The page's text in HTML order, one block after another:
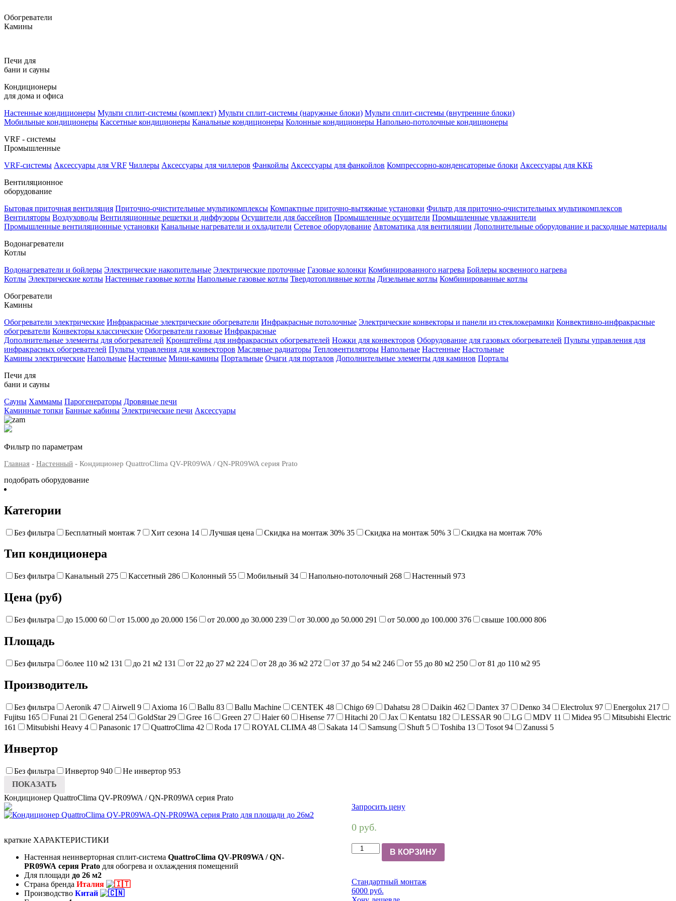
Обогреватели
Камины
Печи для
бани и сауны
Кондиционеры
для дома и офиса
Настенные кондиционеры Мульти сплит-системы (комплект) Мульти сплит-системы (наружные блоки) Мульти сплит-системы (внутренние блоки)
Мобильные кондиционеры Кассетные кондиционеры Канальные кондиционеры Колонные кондиционеры Напольно-потолочные кондиционеры
VRF - системы
Промышленные
VRF-системы Аксессуары для VRF Чиллеры Аксессуары для чиллеров Фанкойлы Аксессуары для фанкойлов Компрессорно-конденсаторные блоки Аксессуары для ККБ
Вентиляционное
оборудование
Бытовая приточная вентиляция Приточно-очистительные мультикомплексы Компактные приточно-вытяжные установки Фильтр для приточно-очистительных мультикомплексов
Вентиляторы Воздуховоды Вентиляционные решетки и диффузоры Осушители для бассейнов Промышленные осушители Промышленные увлажнители
Промышленные вентиляционные установки Канальные нагреватели и охладители Сетевое оборудование Автоматика для вентиляции Дополнительные оборудование и расходные материалы
Водонагреватели
Котлы
Водонагреватели и бойлеры Электрические накопительные Электрические проточные Газовые колонки Комбинированного нагрева Бойлеры косвенного нагрева
Котлы Электрические котлы Настенные газовые котлы Напольные газовые котлы Твердотопливные котлы Дизельные котлы Комбинированные котлы
Обогреватели
Камины
Обогреватели электрические Инфракрасные электрические обогреватели Инфракрасные потолочные Электрические конвекторы и панели из стеклокерамики Конвективно-инфракрасные
обогреватели Конвекторы классические Обогреватели газовые Инфракрасные
Дополнительные элементы для обогревателей Кронштейны для инфракрасных обогревателей Ножки для конвекторов Оборудование для газовых обогревателей Пульты управления для
инфракрасных обогревателей Пульты управления для конвекторов Масляные радиаторы Тепловентиляторы Напольные Настенные Настольные
Камины электрические Напольные Настенные Мини-камины Портальные Очаги для порталов Дополнительные элементы для каминов Порталы
Печи для
бани и сауны
Сауны Хаммамы Парогенераторы Дровяные печи
Каминные топки Банные кабины Электрические печи Аксессуары
Фильтр по параметрам
Главная - Настенный - Кондиционер QuattroClima QV-PR09WA / QN-PR09WA серия Prato
подобрать оборудование
Категории
Без фильтра Бесплатный монтаж 7 Хит сезона 14 Лучшая цена Cкидка на монтаж 30% 35 Скидка на монтаж 50% 3 Cкидка на монтаж 70%
Тип кондиционера
Без фильтра Канальный 275 Кассетный 286 Колонный 55 Мобильный 34 Напольно-потолочный 268 Настенный 973
Цена (руб)
Без фильтра до 15.000 60 от 15.000 до 20.000 156 от 20.000 до 30.000 239 от 30.000 до 50.000 291 от 50.000 до 100.000 376 свыше 100.000 806
Площадь
Без фильтра более 110 м2 131 до 21 м2 131 от 22 до 27 м2 224 от 28 до 36 м2 272 от 37 до 54 м2 246 от 55 до 80 м2 250 от 81 до 110 м2 95
Производитель
Без фильтра Aeronik 47 Airwell 9 Axioma 16 Ballu 83 Ballu Machine CENTEK 48 Chigo 69 Dahatsu 28 Daikin 462 Dantex 37 Denко 34 Electrolux 97 Energolux 217
Fujitsu 165 Funai 21 General 254 GoldStar 29 Gree 16 Green 27 Haier 60 Hisense 77 Hitachi 20 Jax Kentatsu 182 LESSAR 90 LG MDV 11 Midea 95
Mitsubishi Electric
161
Mitsubishi Heavy 4 Panasonic 17 QuattroClima 42 Roda 17 ROYAL CLIMA 48 Sakata 14 Samsung Shuft 5 Toshiba 13 Tosot 94 Zanussi 5
Инвертор
Без фильтра Инвертор 940 Не инвертор 953
ПОКАЗАТЬ
Кондиционер QuattroClima QV-PR09WA / QN-PR09WA серия Prato
Запросить цену
0 руб.
В КОРЗИНУ
Стандартный монтаж
6000 руб.
краткие ХАРАКТЕРИСТИКИ
Настенная неинверторная сплит-система QuattroClima QV-PR09WA / QN-
PR09WA серия Prato для обогрева и охлаждения помещений
Для площади до 26 м2
Страна бренда Италия
Производство Китай